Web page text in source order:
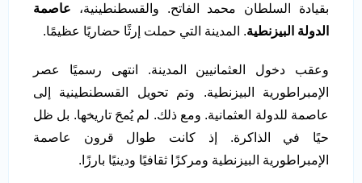
بقيادة السلطان محمد الفاتح. والقسطنطينية، عاصمة
الدولة البيزنطية. المدينة التي حملت إرثًا حضاريًا عظيمًا.
وعقب دخول العثمانيين المدينة. انتهى رسميًا عصر
الإمبراطورية البيزنطية. وتم تحويل القسطنطينية إلى
عاصمة للدولة العثمانية. ومع ذلك. لم يُمحَ تاريخها. بل ظل
حيًا في الذاكرة. إذ كانت طوال قرون عاصمة
الإمبراطورية البيزنطية ومركزًا ثقافيًا ودينيًا بارزًا.